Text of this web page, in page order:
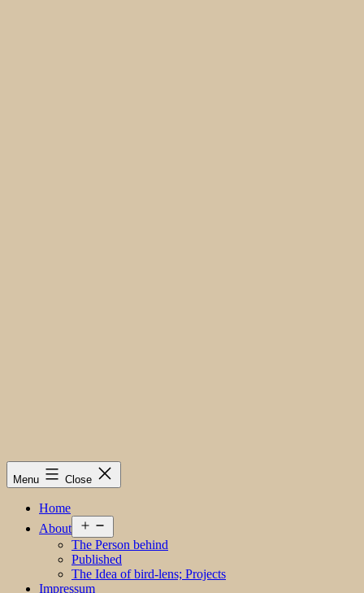
Menu Close
Home
About
menu
The Person behind
Published
The Idea of bird-lens; Projects
Impressum